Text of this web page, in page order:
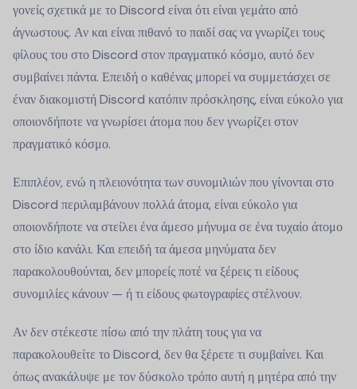
γονείς σχετικά με το Discord είναι ότι είναι γεμάτο από
άγνωστους. Αν και είναι πιθανό το παιδί σας να γνωρίζει τους
φίλους του στο Discord στον πραγματικό κόσμο, αυτό δεν
συμβαίνει πάντα. Επειδή ο καθένας μπορεί να συμμετάσχει σε
έναν διακομιστή Discord κατόπιν πρόσκλησης, είναι εύκολο για
οποιονδήποτε να γνωρίσει άτομα που δεν γνωρίζει στον
πραγματικό κόσμο.
Επιπλέον, ενώ η πλειονότητα των συνομιλιών που γίνονται στο
Discord περιλαμβάνουν πολλά άτομα, είναι εύκολο για
οποιονδήποτε να στείλει ένα άμεσο μήνυμα σε ένα τυχαίο άτομο
στο ίδιο κανάλι. Και επειδή τα άμεσα μηνύματα δεν
παρακολουθούνται, δεν μπορείς ποτέ να ξέρεις τι είδους
συνομιλίες κάνουν — ή τι είδους φωτογραφίες στέλνουν.
Αν δεν στέκεστε πίσω από την πλάτη τους για να
παρακολουθείτε το Discord, δεν θα ξέρετε τι συμβαίνει. Και
όπως ανακάλυψε με τον δύσκολο τρόπο αυτή η μητέρα από την